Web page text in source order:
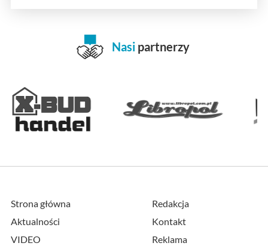
Nasi partnerzy
Strona główna
Aktualności
VIDEO
Redakcja
Kontakt
Reklama